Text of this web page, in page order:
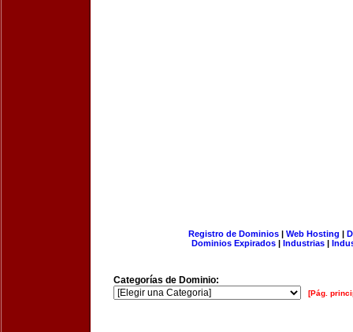
Registro de Dominios| Web Hosting |
Dominios Expirados | Industrias |
Categorías de Dominio:
[Pág.